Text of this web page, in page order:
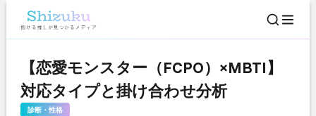
【恋愛モンスター（FCPO）×MBTI】
対応タイプと掛け合わせ分析
診断・性格